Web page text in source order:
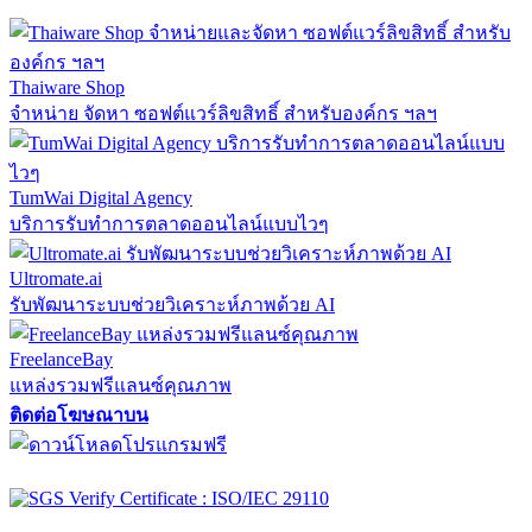
Thaiware Shop
จำหน่าย จัดหา ซอฟต์แวร์ลิขสิทธิ์ สำหรับองค์กร ฯลฯ
TumWai Digital Agency
บริการรับทำการตลาดออนไลน์แบบไวๆ
Ultromate.ai
รับพัฒนาระบบช่วยวิเคราะห์ภาพด้วย AI
FreelanceBay
แหล่งรวมฟรีแลนซ์คุณภาพ
ติดต่อโฆษณาบน